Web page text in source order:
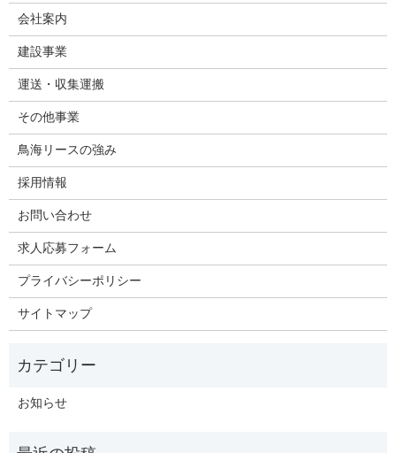
会社案内
建設事業
運送・収集運搬
その他事業
鳥海リースの強み
採用情報
お問い合わせ
求人応募フォーム
プライバシーポリシー
サイトマップ
お知らせ